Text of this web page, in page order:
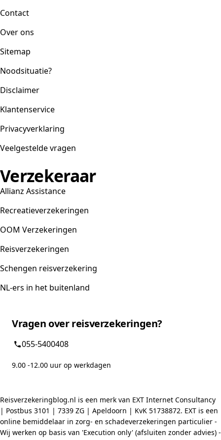
Contact
Over ons
Sitemap
Noodsituatie?
Disclaimer
Klantenservice
Privacyverklaring
Veelgestelde vragen
Verzekeraar
Allianz Assistance
Recreatieverzekeringen
OOM Verzekeringen
Reisverzekeringen
Schengen reisverzekering
NL-ers in het buitenland
Vragen over reisverzekeringen?
055-5400408
9.00 -12.00 uur op werkdagen
Reisverzekeringblog.nl is een merk van EXT Internet Consultancy
| Postbus 3101 | 7339 ZG | Apeldoorn | KvK 51738872. EXT is een
online bemiddelaar in zorg- en schadeverzekeringen particulier -
Wij werken op basis van 'Execution only' (afsluiten zonder advies) -